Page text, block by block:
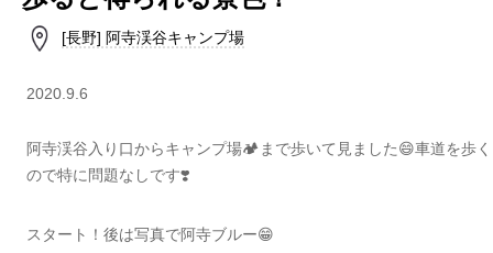
[長野] 阿寺渓谷キャンプ場
2020.9.6
阿寺渓谷入り口からキャンプ場🏕まで歩いて見ました😄車道を歩く
ので特に問題なしです❣️
スタート！後は写真で阿寺ブルー😁